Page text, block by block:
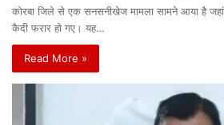
कोरबा जिले से एक सनसनीखेज मामला सामने आया है जहां
कैदी फरार हो गए। यह…
Read More »